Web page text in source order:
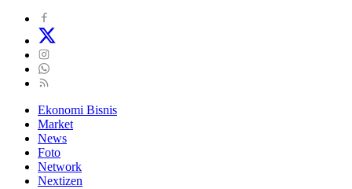
Ekonomi Bisnis
Market
News
Foto
Network
Nextizen